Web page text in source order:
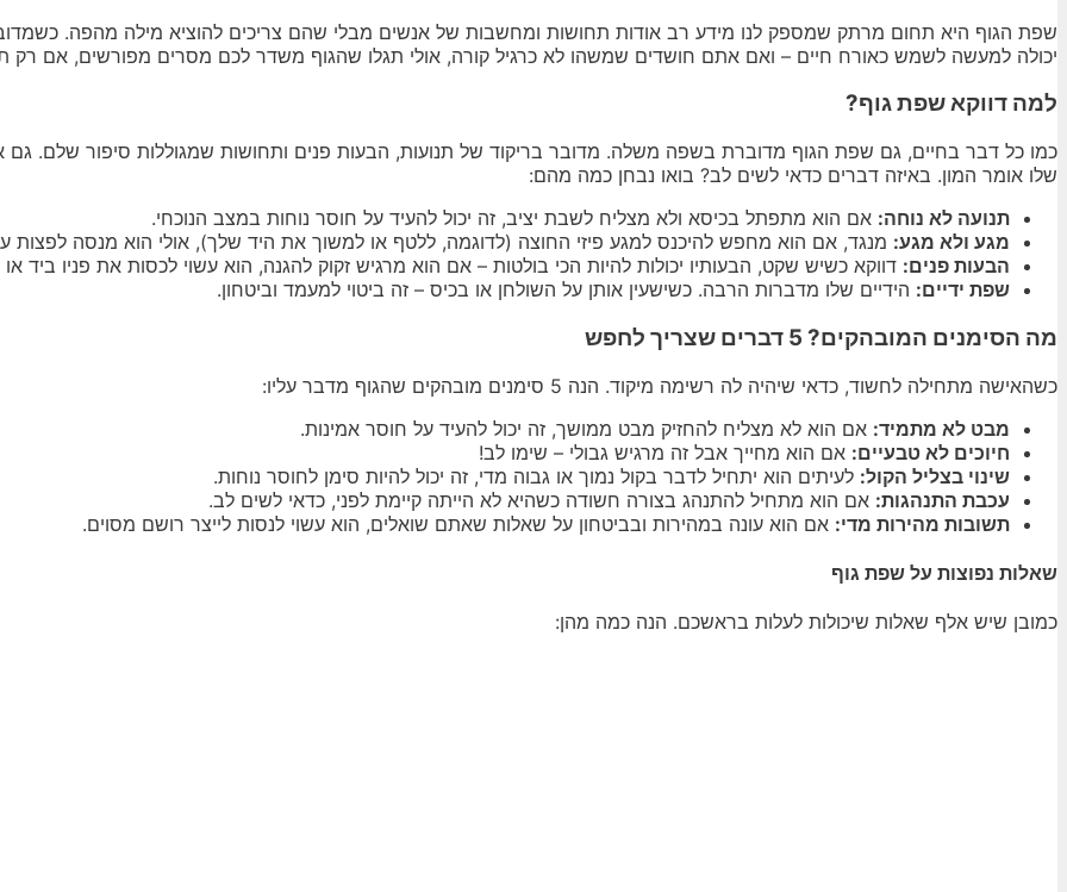
שפת הגוף היא תחום מרתק שמספק לנו מידע רב אודות תחושות ומחשבות של אנשים מבלי שהם צריכים להוציא מילה מהפה.
יכולה למעשה לשמש כאורח חיים – ואם אתם חושדים שמשהו לא כרגיל קורה, אולי תגלו שהגוף משדר לכם מסרים מפורשים, אם רק
למה דווקא שפת גוף?
כמו כל דבר בחיים, גם שפת הגוף מדוברת בשפה משלה. מדובר בריקוד של תנועות, הבעות פנים ותחושות שמגוללות סיפור שלם. גם
שלו אומר המון. באיזה דברים כדאי לשים לב? בואו נבחן כמה מהם:
תנועה לא נוחה: אם הוא מתפתל בכיסא ולא מצליח לשבת יציב, זה יכול להעיד על חוסר נוחות במצב הנוכחי.
מגע ולא מגע: מנגד, אם הוא מחפש להיכנס למגע פיזי החוצה (לדוגמה, ללטף או למשוך את היד שלך), אולי הוא מנסה לפצות
הבעות פנים: דווקא כשיש שקט, הבעותיו יכולות להיות הכי בולטות – אם הוא מרגיש זקוק להגנה, הוא עשוי לכסות את פניו ביד
שפת ידיים: הידיים שלו מדברות הרבה. כשישעין אותן על השולחן או בכיס – זה ביטוי למעמד וביטחון.
מה הסימנים המובהקים? 5 דברים שצריך לחפש
כשהאישה מתחילה לחשוד, כדאי שיהיה לה רשימה מיקוד. הנה 5 סימנים מובהקים שהגוף מדבר עליו:
מבט לא מתמיד: אם הוא לא מצליח להחזיק מבט ממושך, זה יכול להעיד על חוסר אמינות.
חיוכים לא טבעיים: אם הוא מחייך אבל זה מרגיש גבולי – שימו לב!
שינוי בצליל הקול: לעיתים הוא יתחיל לדבר בקול נמוך או גבוה מדי, זה יכול להיות סימן לחוסר נוחות.
עכבת התנהגות: אם הוא מתחיל להתנהג בצורה חשודה כשהיא לא הייתה קיימת לפני, כדאי לשים לב.
תשובות מהירות מדי: אם הוא עונה במהירות ובביטחון על שאלות שאתם שואלים, הוא עשוי לנסות לייצר רושם מסוים.
שאלות נפוצות על שפת גוף
כמובן שיש אלף שאלות שיכולות לעלות בראשכם. הנה כמה מהן: